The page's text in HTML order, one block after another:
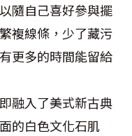
隨自己喜好參與擺
複線條，少了藏污
更多的時間能留給
融入了美式新古典
的白色文化石肌